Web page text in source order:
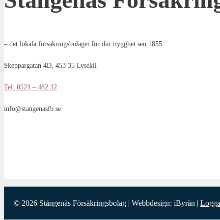
– det lokala försäkringsbolaget för din trygghet sen 1855
Skeppargatan 4D, 453 35 Lysekil
Tel: 0523 – 482 32
info@stangenasfb.se
© 2026 Stångenäs Försäkringsbolag | Webbdesign: iByrån |